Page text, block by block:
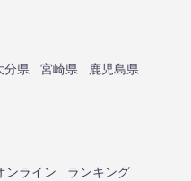
分県 宮崎県
鹿児島県
ンライン ランキング